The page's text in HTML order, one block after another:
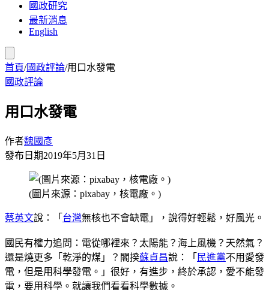
國政研究
最新消息
English
首頁/國政評論/用口水發電
國政評論
用口水發電
作者魏國彥
發布日期2019年5月31日
(圖片來源：pixabay，核電廠。)
蔡英文說：「 台灣無核也不會缺電」，說得好輕鬆，好風光。
國民有權力追問：電從哪裡來？太陽能？海上風機？天然氣？
還是燒更多「乾淨的煤」？閣揆蘇貞昌說：「 民進黨不用愛發
電，但是用科學發電。」很好，有進步，終於承認，愛不能發
電，要用科學。就讓我們看看科學數據。